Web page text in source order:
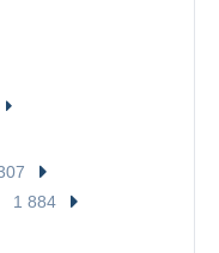
1 884